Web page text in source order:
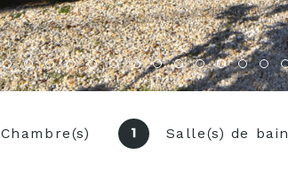
Chambre(s) 1 Salle(s) de bain